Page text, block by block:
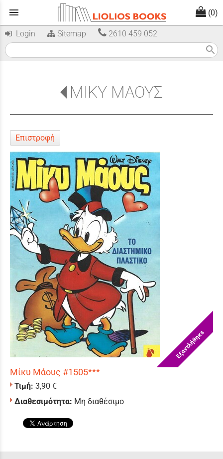
menu (0)
Login Sitemap 2610 459 052
search
ΜΙΚΥ ΜΑΟΥΣ
Επιστροφή
Εξαντλήθηκε
Μίκυ Μάους #1505***
Τιμή: 3,90 €
Διαθεσιμότητα: Μη διαθέσιμο